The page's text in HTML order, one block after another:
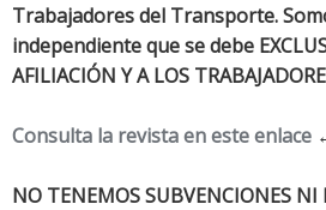
Trabajadores del Transporte.
independiente que se debe
AFILIACIÓN Y A LOS
Consulta la revista en este enlace
NO TENEMOS SUBVENCIONES NI